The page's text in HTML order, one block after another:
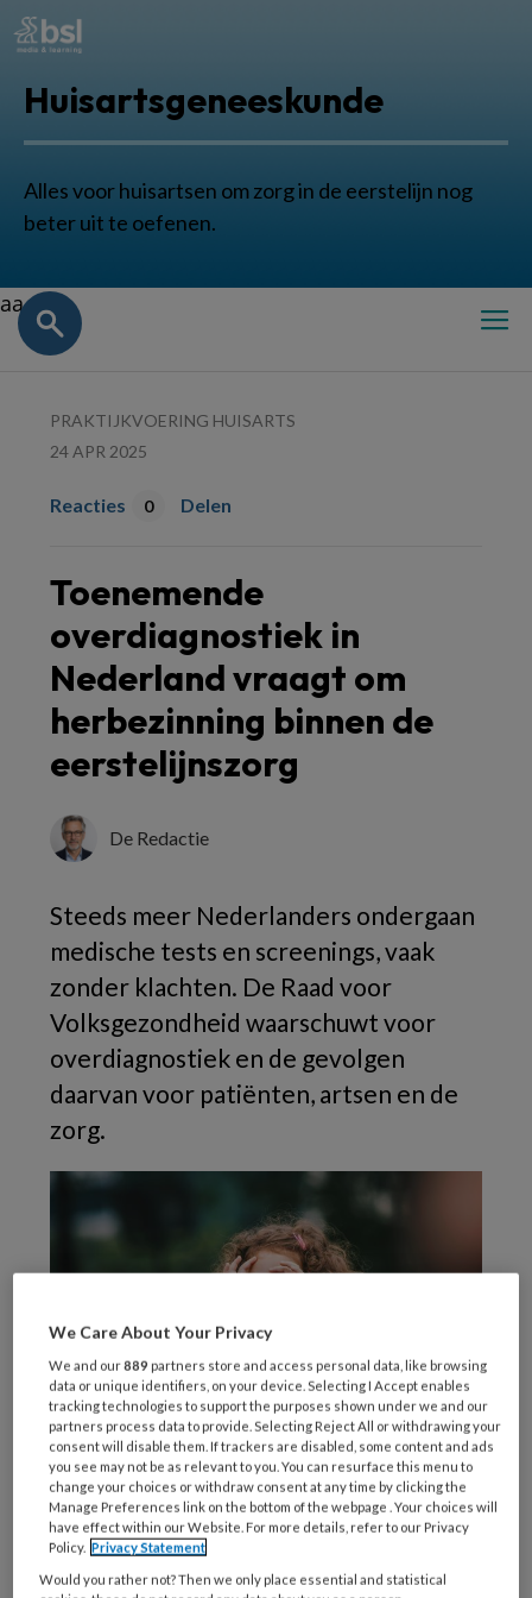
Huisartsgeneeskunde
Alles voor huisartsen om zorg in de eerstelijn nog
beter uit te oefenen.
aa
PRAKTIJKVOERING HUISARTS
24 APR 2025
Reacties 0 Delen
Toenemende
overdiagnostiek in
Nederland vraagt om
herbezinning binnen de
eerstelijnszorg
De Redactie
Steeds meer Nederlanders ondergaan
medische tests en screenings, vaak
zonder klachten. De Raad voor
Volksgezondheid waarschuwt voor
overdiagnostiek en de gevolgen
daarvan voor patiënten, artsen en de
zorg.
Toenemende vraag naar
tests en diagnoses
We Care About Your Privacy
We and our889 partners store and access personal data, like browsing
data or unique identifiers, on your device. Selecting I Accept enables
tracking technologies to support the purposes shown under we and our
partners process data to provide. Selecting Reject All or withdrawing your
consent will disable them. If trackers are disabled, some content and ads
you see may not be as relevant to you. You can resurface this menu to
change your choices or withdraw consent at any time by clicking the
Manage Preferences link on the bottom of the webpage . Your choices will
have effect within our Website. For more details, refer to our Privacy
Policy. Privacy Statement
Would you rather not? Then we only place essential and statistical